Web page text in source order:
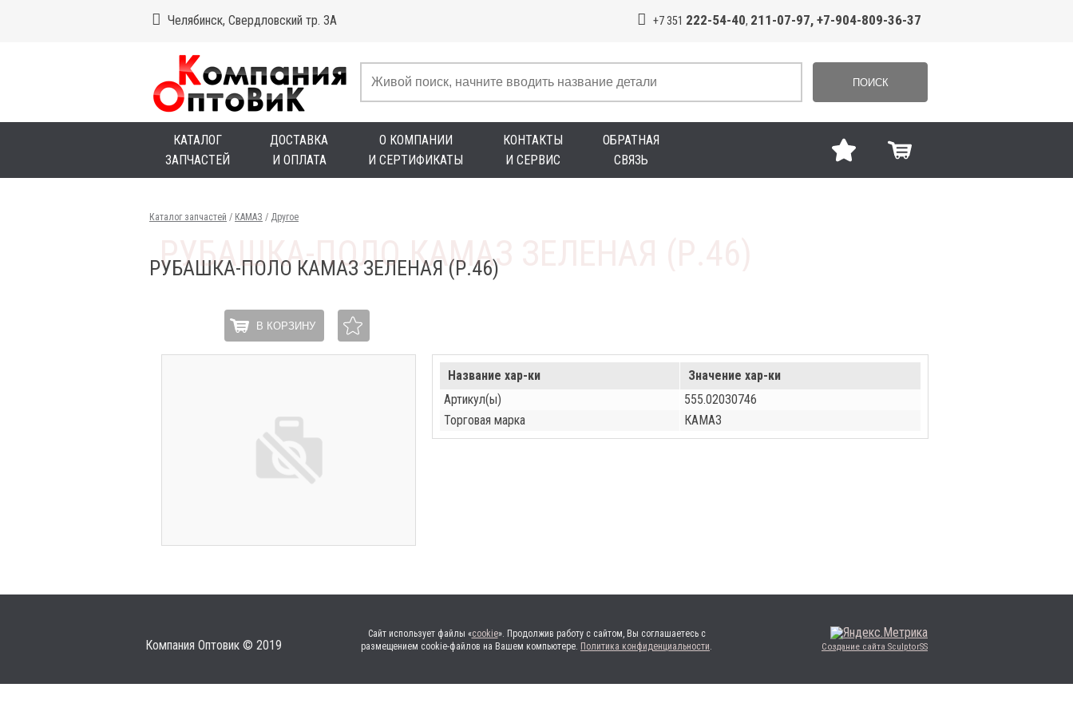
Челябинск, Свердловский тр. 3А +7 351 222-54-40, 211-07-97, +7-904-809-36-37
ПОИСК
КАТАЛОГ
ЗАПЧАСТЕЙ
ДОСТАВКА
И ОПЛАТА
О КОМПАНИИ
И СЕРТИФИКАТЫ
КОНТАКТЫ
И СЕРВИС
ОБРАТНАЯ
СВЯЗЬ
Каталог запчастей / КАМАЗ / Другое
РУБАШКА-ПОЛО КАМАЗ ЗЕЛЕНАЯ (Р.46)
В КОРЗИНУ
Название хар-ки
Значение хар-ки
Артикул(ы)
555.02030746
Торговая марка
КАМАЗ
Компания Оптовик © 2019
Сайт использует файлы «cookie». Продолжив работу с сайтом, Вы соглашаетесь с
размещением cookie-файлов на Вашем компьютере. Политика конфиденциальности. Создание сайта SculptorSS